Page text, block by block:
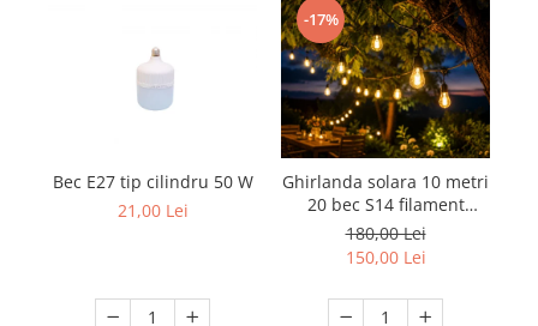
Multimetru Digital
Prelungitoare/Derulatoare
Starter/Droser
Triplu Stecher
Ţeavă PVC
Bec E27 tip cilindru 50 W
21,00 Lei
-17%
Ghirlanda solara 10 metri
20 bec S14 filament
lumina calda
180,00 Lei
150,00 Lei